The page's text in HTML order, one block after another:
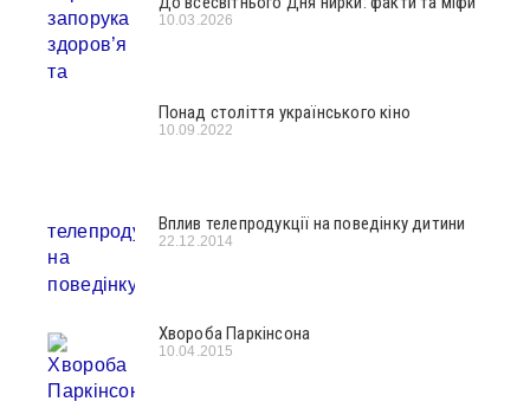
10.03.2026
Понад століття українського кіно
10.09.2022
Вплив телепродукції на поведінку дитини
22.12.2014
Хвороба Паркінсона
10.04.2015